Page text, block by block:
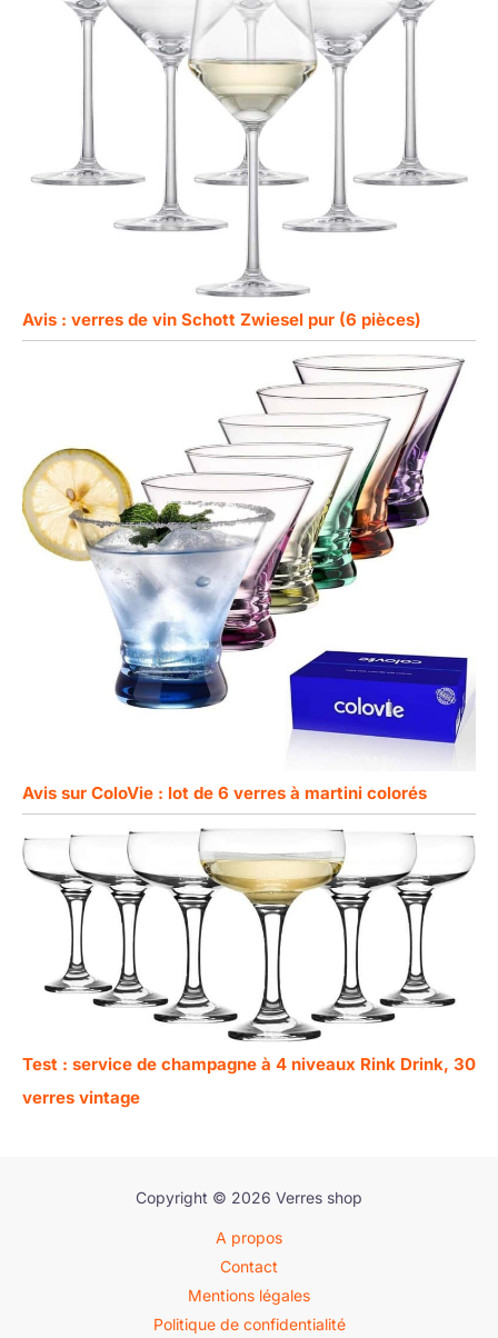
Avis : verres de vin Schott Zwiesel pur (6 pièces)
Avis sur ColoVie : lot de 6 verres à martini colorés
Test : service de champagne à 4 niveaux Rink Drink, 30
verres vintage
Copyright © 2026 Verres shop
A propos
Contact
Mentions légales
Politique de confidentialité